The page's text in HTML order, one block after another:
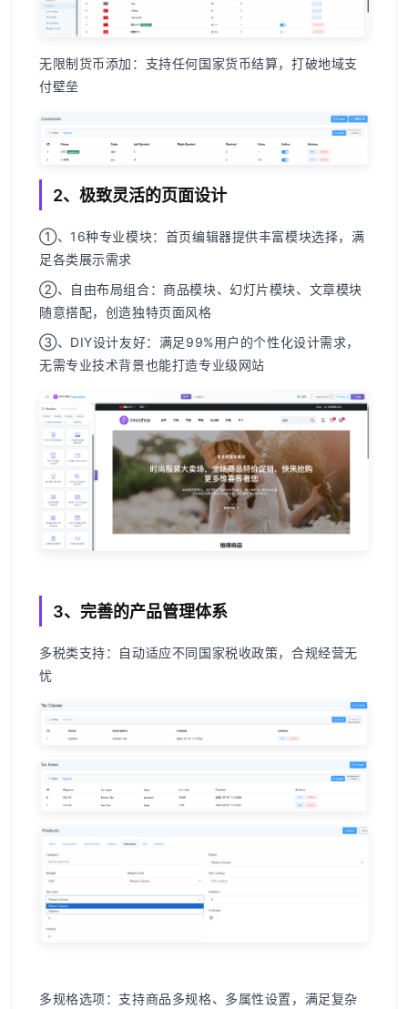
无限制货币添加 ：支持任何国家货币结算，打破地域支
付壁垒
2、极致灵活的页面设计
①、16种专业模块：首页编辑器提供丰富模块选择，满
足各类展示需求
②、自由布局组合：商品模块、幻灯片模块、文章模块
随意搭配，创造独特页面风格
③、DIY设计友好：满足99%用户的个性化设计需求，
无需专业技术背景也能打造专业级网站
3、完善的产品管理体系
多税类支持：自动适应不同国家税收政策，合规经营无
忧
多规格选项：支持商品多规格、多属性设置，满足复杂